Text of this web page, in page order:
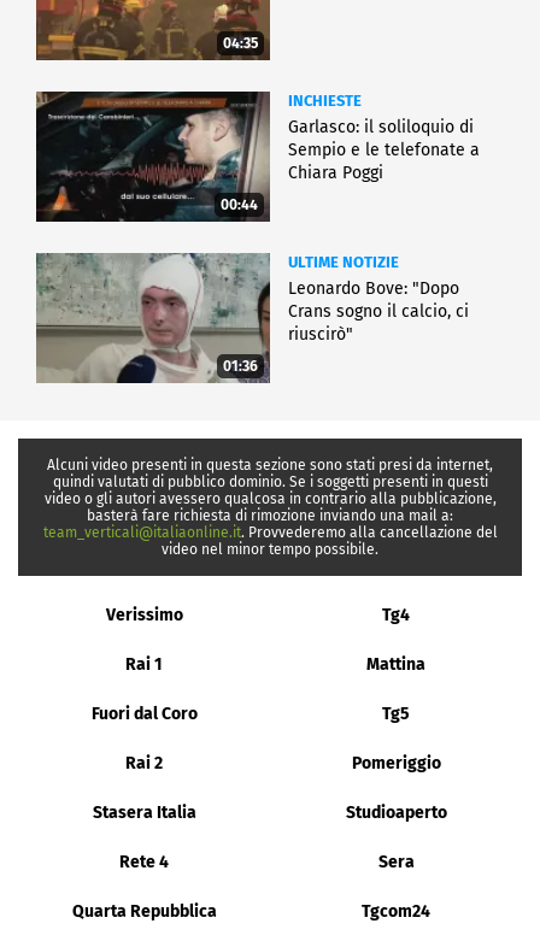
04:35
00:44
INCHIESTE
Garlasco: il soliloquio di
Sempio e le telefonate a
Chiara Poggi
01:36
ULTIME NOTIZIE
Leonardo Bove: "Dopo
Crans sogno il calcio, ci
riuscirò"
Alcuni video presenti in questa sezione sono stati presi da internet,
quindi valutati di pubblico dominio. Se i soggetti presenti in questi
video o gli autori avessero qualcosa in contrario alla pubblicazione,
basterà fare richiesta di rimozione inviando una mail a:
team_verticali@italiaonline.it. Provvederemo alla cancellazione del
video nel minor tempo possibile.
Verissimo Tg4
Rai 1 Mattina
Fuori dal Coro Tg5
Rai 2 Pomeriggio
Stasera Italia Studioaperto
Rete 4 Sera
Quarta Repubblica Tgcom24